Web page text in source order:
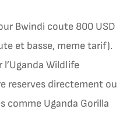
Bwindi coute 800 USD
et basse, meme tarif).
Wildlife
reserves directement ou
comme Uganda Gorilla